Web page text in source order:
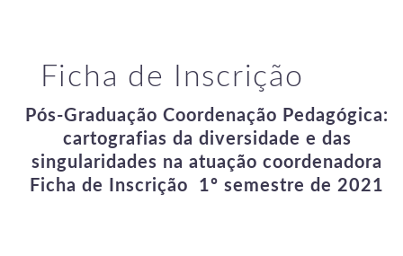
Ficha de Inscrição
Pós-Graduação Coordenação Pedagógica:
cartografias da diversidade e das
singularidades na atuação coordenadora
Ficha de Inscrição 1º semestre de 2021